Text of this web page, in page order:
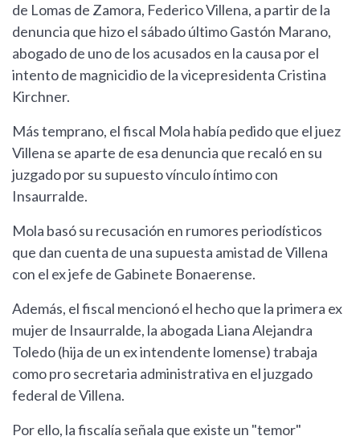
de Lomas de Zamora, Federico Villena, a partir de la
denuncia que hizo el sábado último Gastón Marano,
abogado de uno de los acusados en la causa por el
intento de magnicidio de la vicepresidenta Cristina
Kirchner.
Más temprano, el fiscal Mola había pedido que el juez
Villena se aparte de esa denuncia que recaló en su
juzgado por su supuesto vínculo íntimo con
Insaurralde.
Mola basó su recusación en rumores periodísticos
que dan cuenta de una supuesta amistad de Villena
con el ex jefe de Gabinete Bonaerense.
Además, el fiscal mencionó el hecho que la primera ex
mujer de Insaurralde, la abogada Liana Alejandra
Toledo (hija de un ex intendente lomense) trabaja
como pro secretaria administrativa en el juzgado
federal de Villena.
Por ello, la fiscalía señala que existe un "temor"